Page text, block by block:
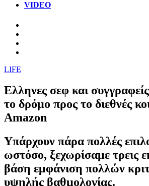
VIDEO
LIFE
Ελληνες σεφ και
το δρόμο προς το διεθνές
Amazon
Υπάρχουν πάρα πολλές
ωστόσο, ξεχωρίσαμε τρεις
βάση εμφάνιση πολλών
υψηλής βαθμολογίας.